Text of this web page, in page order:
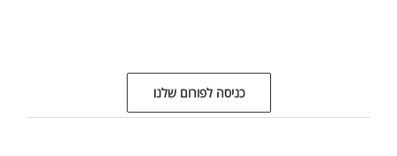
כניסה לפורום שלנו